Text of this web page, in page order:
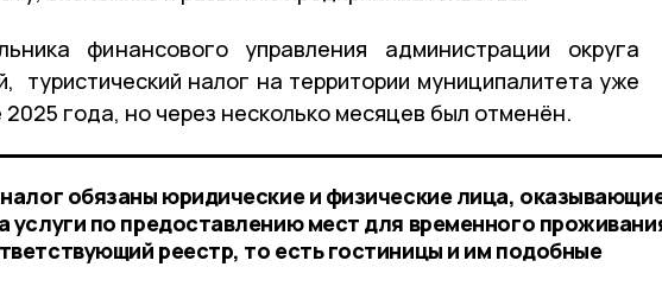
финансового управления администрации округа
туристический налог на территории муниципалитета уже
2025 года, но через несколько месяцев был отменён.
обязаны юридические и физические лица,
услуги по предоставлению мест для временного
реестр, то есть гостиницы и им подобные